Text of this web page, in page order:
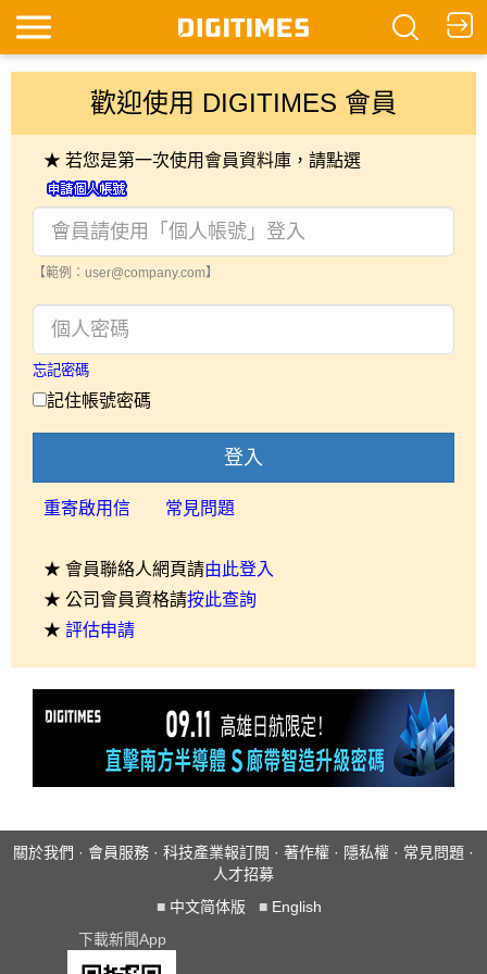
歡迎使用 DIGITIMES 會員
★ 若您是第一次使用會員資料庫，請點選
【範例：user@company.com】
忘記密碼
記住帳號密碼
登入
重寄啟用信 常見問題
★ 會員聯絡人網頁請由此登入
★ 公司會員資格請按此查詢
★ 評估申請
關於我們 · 會員服務 · 科技產業報訂閱 · 著作權 · 隱私權 · 常見問題 ·
人才招募
■ 中文简体版 ■ English
下載新聞App